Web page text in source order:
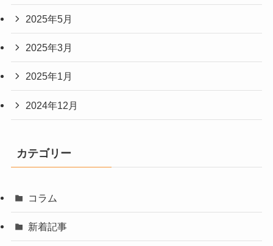
2025年5月
2025年3月
2025年1月
2024年12月
カテゴリー
コラム
新着記事